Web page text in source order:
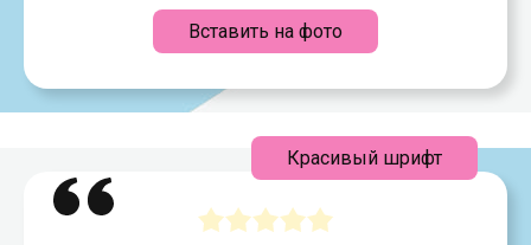
Вставить на фото
Красивый шрифт